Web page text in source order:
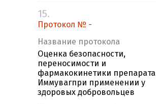
15.
Протокол № -
Название протокола
Оценка безопасности,
переносимости и
фармакокинетики препарата
Иммувагпри применении у
здоровых добровольцев